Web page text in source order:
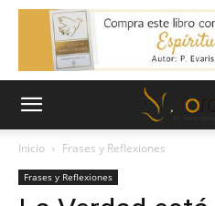
Inicio Frases y Reflexiones
Frases y Reflexiones